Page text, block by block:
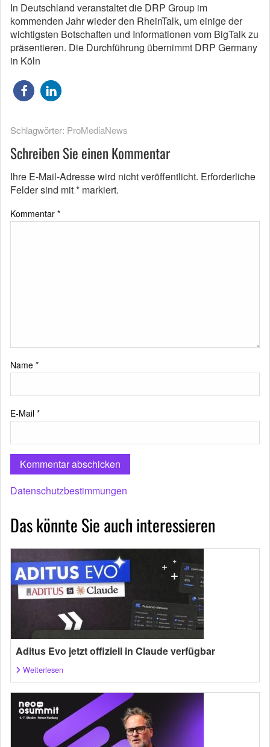
In Deutschland veranstaltet die DRP Group im
kommenden Jahr wieder den RheinTalk, um einige der
wichtigsten Botschaften und Informationen vom BigTalk zu
präsentieren. Die Durchführung übernimmt DRP Germany
in Köln
Schlagwörter: ProMediaNews
Schreiben Sie einen Kommentar
Ihre E-Mail-Adresse wird nicht veröffentlicht. Erforderliche
Felder sind mit* markiert.
Kommentar *
Name *
E-Mail *
Datenschutzbestimmungen
Das könnte Sie auch interessieren
Aditus Evo jetzt offiziell in Claude verfügbar
Weiterlesen